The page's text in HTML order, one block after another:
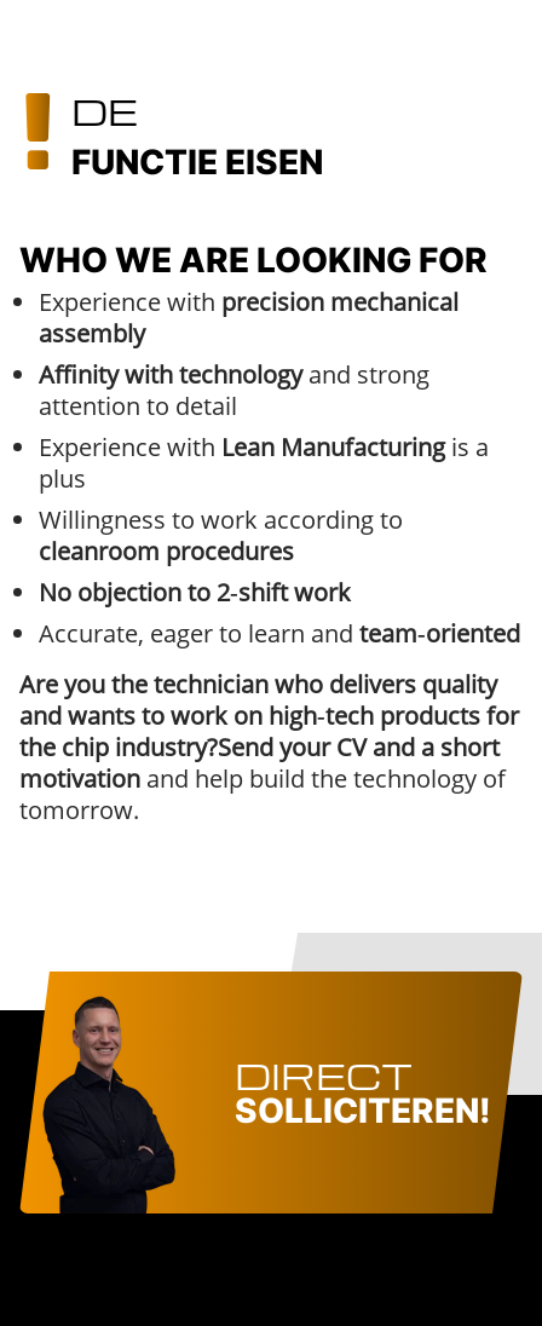
DE
FUNCTIE EISEN
WHO WE ARE LOOKING FOR
Experience with precision mechanical
assembly
Affinity with technologyand strong
attention to detail
Experience with Lean Manufacturingis a
plus
Willingness to work according to
cleanroom procedures
No objection to 2‑shift work
Accurate, eager to learn and team‑oriented
Are you the technician who delivers quality
and wants to work on high‑tech products for
the chip industry?Send your CV and a short
motivation and help build the technology of
tomorrow.
DIRECT
SOLLICITEREN!